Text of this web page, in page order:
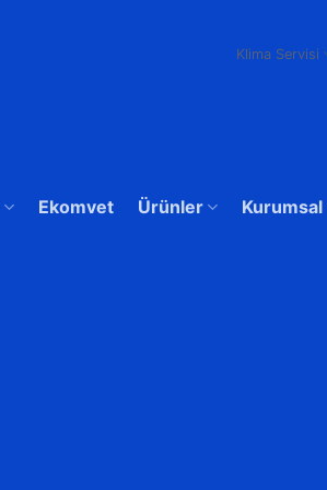
Klima Servisi
Ekomvet Ürünler Kurumsal